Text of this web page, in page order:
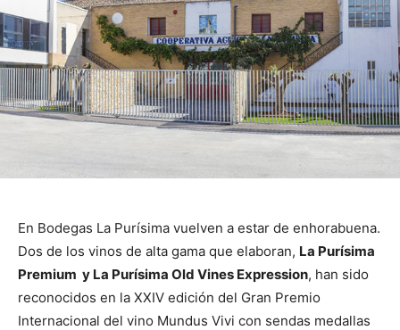
En Bodegas La Purísima vuelven a estar de enhorabuena.
Dos de los vinos de alta gama que elaboran, La Purísima
Premium y La Purísima Old Vines Expression, han sido
reconocidos en la XXIV edición del Gran Premio
Internacional del vino Mundus Vivi con sendas medallas